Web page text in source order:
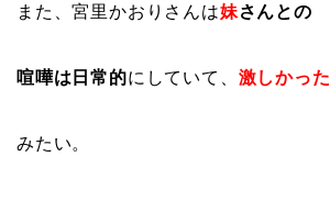
また、宮里かおりさんは妹さんとの
喧嘩は日常的にしていて、 激しかった
みたい。